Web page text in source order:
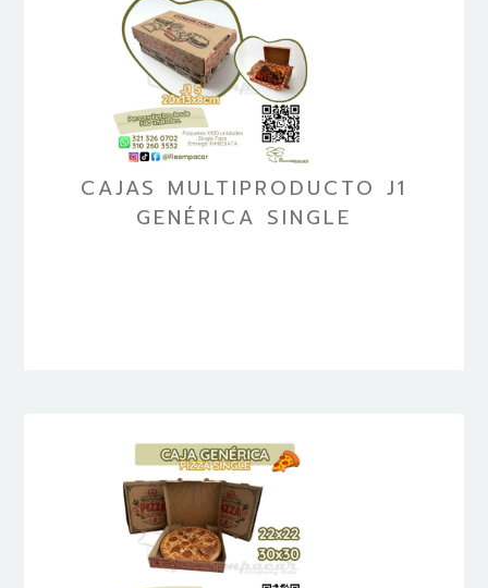
CAJAS MULTIPRODUCTO J1
GENÉRICA SINGLE